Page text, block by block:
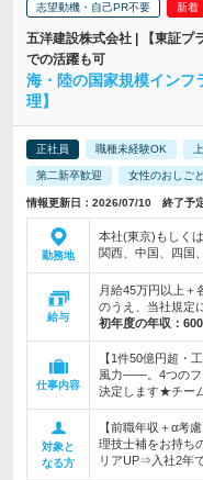
志望動機・自己PR不要
五洋建設株式会社 | 【東証プ
での活躍も可
海・陸の国家規模インフ
理】
正社員 職種未経験OK
第二新卒歓迎 女性のおしご
情報更新日：2026/07/10 終了予
勤務地
本社(東京)もしく
関西、中国、四国
給与
月給45万円以上
のうえ、当社規定
初年度の年収：
仕事内容
【1件50億円超・
風力――。4つのフ
決定します★チー
対象と
なる方
【前職年収＋α考
理技士補をお持ち
リアUP⇒入社2年